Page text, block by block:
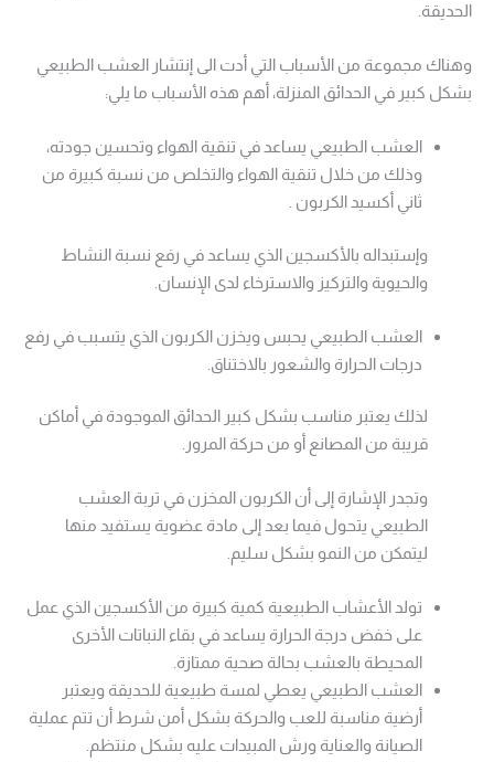
الحديقة.
وهناك مجموعة من الأسباب التي أدت الى إنتشار العشب الطبيعي
بشكل كبير في الحدائق المنزلة، أهم هذه الأسباب ما يلي:
العشب الطبيعي يساعد في تنقية الهواء وتحسين جودته،
وذلك من خلال تنقية الهواء والتخلص من نسبة كبيرة من
ثاني أكسيد الكربون .
وإستبداله بالأكسجين الذي يساعد في رفع نسبة النشاط
والحيوية والتركيز والاسترخاء لدى الإنسان.
العشب الطبيعي يحبس ويخزن الكربون الذي يتسبب في رفع
درجات الحرارة والشعور بالاختناق.
لذلك يعتبر مناسب بشكل كبير الحدائق الموجودة في أماكن
قريبة من المصانع أو من حركة المرور.
وتجدر الإشارة إلى أن الكربون المخزن في تربة العشب
الطبيعي يتحول فيما بعد إلى مادة عضوية يستفيد منها
ليتمكن من النمو بشكل سليم.
تولد الأعشاب الطبيعية كمية كبيرة من الأكسجين الذي عمل
على خفض درجة الحرارة يساعد في بقاء النباتات الأخرى
المحيطة بالعشب بحالة صحية ممتازة.
العشب الطبيعي يعطي لمسة طبيعية للحديقة ويعتبر
أرضية مناسبة للعب والحركة بشكل أمن شرط أن تتم عملية
الصيانة والعناية ورش المبيدات عليه بشكل منتظم.